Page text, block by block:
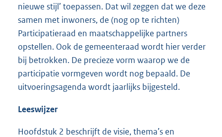
nieuwe stijl’ toepassen. Dat wil zeggen dat we deze
samen met inwoners, de (nog op te richten)
Participatieraad en maatschappelijke partners
opstellen. Ook de gemeenteraad wordt hier verder
bij betrokken. De precieze vorm waarop we de
participatie vormgeven wordt nog bepaald. De
uitvoeringsagenda wordt jaarlijks bijgesteld.
Leeswijzer
Hoofdstuk 2 beschrijft de visie, thema’s en